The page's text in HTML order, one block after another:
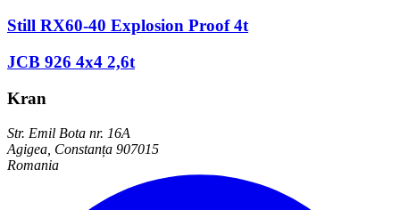
Still RX60-40 Explosion Proof 4t
JCB 926 4x4 2,6t
Kran
Str. Emil Bota nr. 16A
Agigea, Constanța 907015
Romania